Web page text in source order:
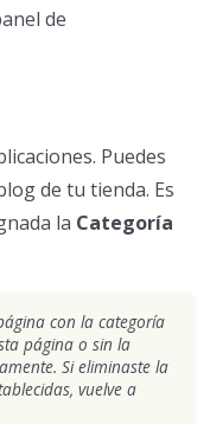
de
Puedes
de tu tienda. Es
la Categoría
con la categoría
página o sin la
Si eliminaste la
vuelve a